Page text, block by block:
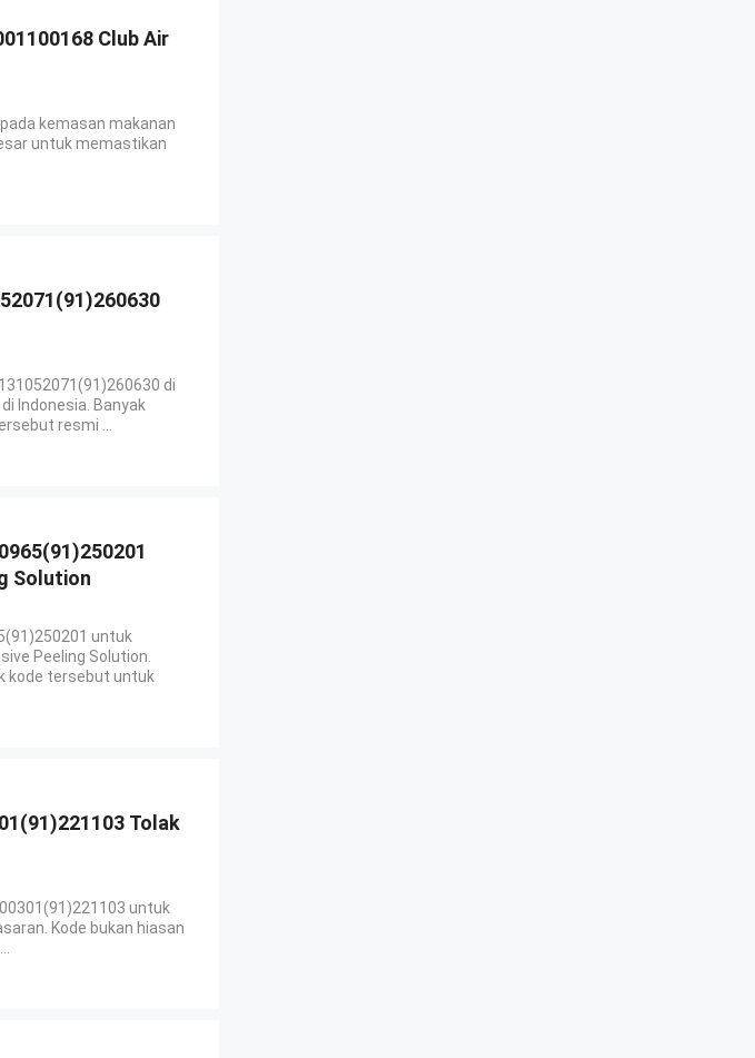
Club Air
kemasan makanan
untuk memastikan
di
Indonesia. Banyak
resmi ...
Solution
untuk
Peeling Solution.
kode tersebut untuk
Tolak
untuk
Kode bukan hiasan